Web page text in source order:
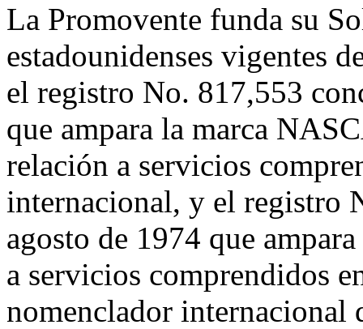
La Promovente funda su
estadounidenses vigentes
el registro No. 817,553
que ampara la marca
relación a servicios
internacional, y el registro
agosto de 1974 que
a servicios comprendidos
nomenclador internacional